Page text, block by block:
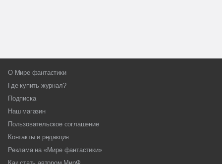
О Мире фантастики
Где купить журнал?
Подписка
Наш магазин
Пользовательское соглашение
Контакты и редакция
Реклама на «Мире фантастики»